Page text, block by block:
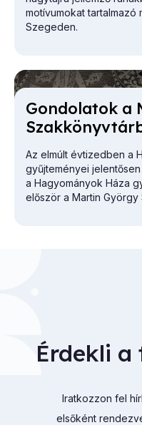
motívumokat
Szegeden.
Gon­do­la­tok a
Az elmúlt évtizedben a
gyűjteményei
a Hagyományok Háza
először a Martin
Érdekli a
Iratkozzon fel
elsőként